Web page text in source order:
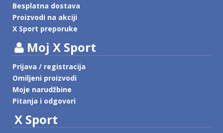
Besplatna dostava
Proizvodi na akciji
X Sport preporuke
Moj X Sport
Prijava / registracija
Omiljeni proizvodi
Moje narudžbine
Pitanja i odgovori
X Sport